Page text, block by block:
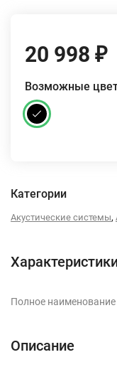
20 998 ₽
Возможные
Категории
Акустические системы,
Полное наименование
Описание